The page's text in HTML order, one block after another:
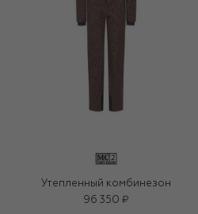
Утепленный комбинезон
96 350 ₽